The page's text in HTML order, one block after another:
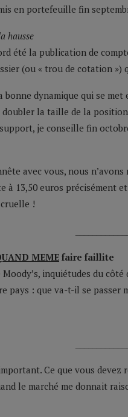
en portefeuille fin
hausse
été la publication de
(ou « trou de cotation »)
dynamique qui se
doubler la taille de la
je conseille fin
avec vous, nous
à 13,50 euros précisément
!
MEMEfaire faillite
inquiétudes du
pays : que va-t-il se
Ce que vous devez
le marché me donnait